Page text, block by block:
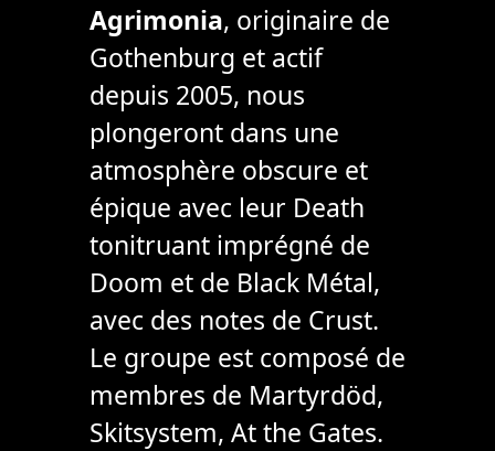
Agrimonia, originaire de
Gothenburg et actif
depuis 2005, nous
plongeront dans une
atmosphère obscure et
épique avec leur Death
tonitruant imprégné de
Doom et de Black Métal,
avec des notes de Crust.
Le groupe est composé de
membres de Martyrdöd,
Skitsystem, At the Gates.